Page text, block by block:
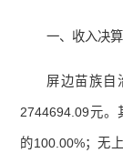
一、收入决
屏边苗族自
2744694.09元。
的100.00%；无